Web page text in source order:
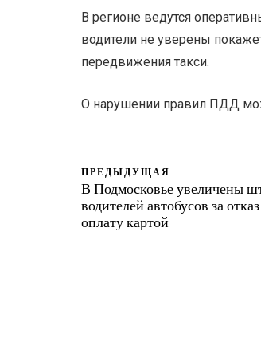
В регионе ведутся
водители не уверены
передвижения такси.
О нарушении правил ПДД
ПРЕДЫДУЩАЯ
В Подмосковье увеличены
водителей автобусов за
оплату картой